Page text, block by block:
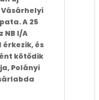
A 25
NB I/A
és
kötődik
Polányi